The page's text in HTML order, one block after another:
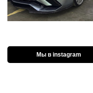
Мы в instagram